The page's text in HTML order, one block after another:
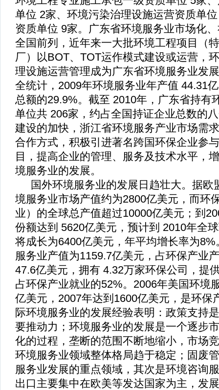
单位 2家、环境污染治理设施运营资质单
资质单位 9家。广东省环境服务业市场化
全国前列，近年来一大批环境工程项目（
厂）以BOT、 TOT运作模式建设或运营，
理设施运营管理成为广东省环境服务业发
全统计， 2009年环境服务业年产值 44.31
总额的29.9%。截至 2010年，广东省持有
单位共 206家，约占全国持证企业总数的
建设的加快，浙江省环境服务产业市场需
合作方式，积极引进著名跨国环保企业参
目，提高企业的管理、服务及技术水平，
境服务业的发展。
国外环境服务业的发展日趋壮大。据欧
境服务业市场产值约为2800亿美元，而环
业）的全球总产值超过10000亿美元；到
份额达到 5620亿美元，预计到 2010年全
将成长为6400亿美元，年平均增长率为8%
服务业产值为1159.7亿美元，占环保产业
47.6亿美元，拥有 4.32万家环保公司，提
占环保产业就业的52%。 2006年美国环境
亿美元， 2007年达到 1600亿美元，是环保
际环境服务业的发展经验表明：政策支持
要推动力；环境服务业的发展是一个逐步
化的过程，垄断的范围不断地缩小，市场
环境服务业领域整体格局趋于稳定；固废
服务业发展的重点领域，其次是环境咨询
出口主要集中在欧美等发达国家为主，发